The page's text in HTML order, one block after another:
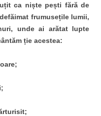
ca niște pești fără de
frumusețile lumii,
unde ai arătat lupte
ție acestea: